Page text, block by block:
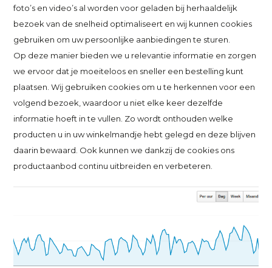
foto’s en video’s al worden voor geladen bij herhaaldelijk
bezoek van de snelheid optimaliseert en wij kunnen cookies
gebruiken om uw persoonlijke aanbiedingen te sturen.
Op deze manier bieden we u relevantie informatie en zorgen
we ervoor dat je moeiteloos en sneller een bestelling kunt
plaatsen. Wij gebruiken cookies om u te herkennen voor een
volgend bezoek, waardoor u niet elke keer dezelfde
informatie hoeft in te vullen. Zo wordt onthouden welke
producten u in uw winkelmandje hebt gelegd en deze blijven
daarin bewaard. Ook kunnen we dankzij de cookies ons
productaanbod continu uitbreiden en verbeteren.